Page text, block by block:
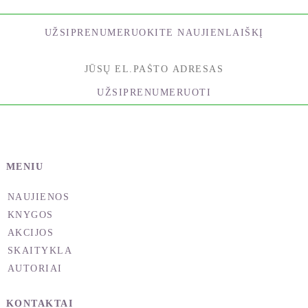
darbą su švytuokle ir virgule kasdieniame
padės greitai išmokti dirbti su švytuokle.
būtinos, tad rekomenduoju nuodugniai patyrinėti
sąrašą.
Bendra informacija
Iš esmės kiekvienas žmogus gali dirbti su švytuokle
ar virgule. Šis gebėjimas gali susilpnėti tik dėl kelių
dėmesį į du svarbius punktus:
UŽSIPRENUMERUOKITE NAUJIENLAIŠKĮ
UŽSIPRENUMERUOTI
MENIU
NAUJIENOS
KNYGOS
AKCIJOS
SKAITYKLA
AUTORIAI
KONTAKTAI